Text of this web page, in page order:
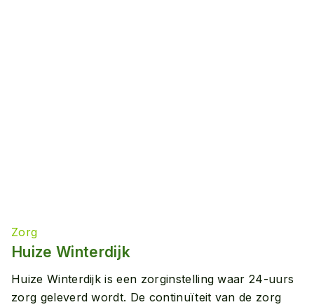
Zorg
Huize Winterdijk
Huize Winterdijk is een zorginstelling waar 24-uurs
zorg geleverd wordt. De continuïteit van de zorg